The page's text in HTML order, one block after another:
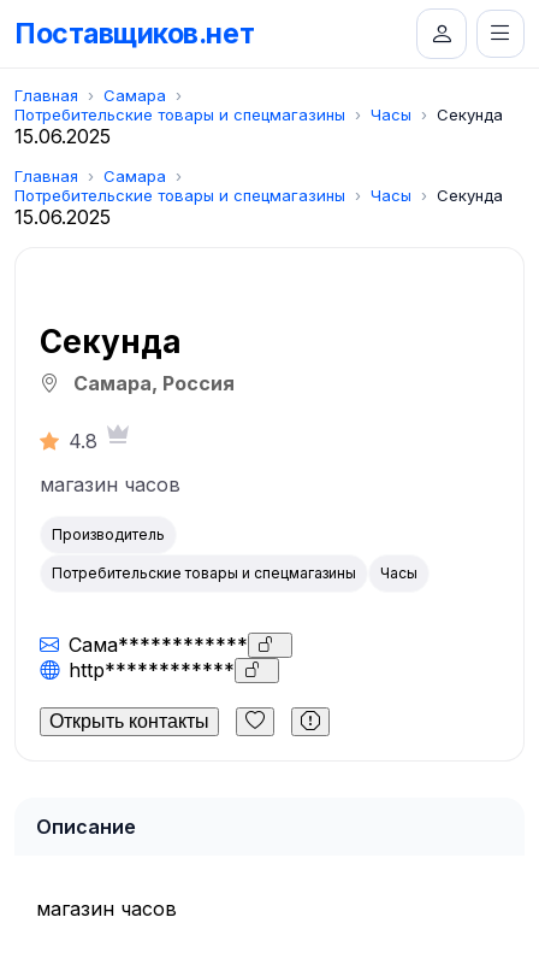
Поставщиков.нет
Главная
Самара
Потребительские товары и спецмагазины
Часы Секунда
15.06.2025
Главная
Самара
Потребительские товары и спецмагазины
Часы Секунда
15.06.2025
Секунда
Самара, Россия
4.8
магазин часов
Производитель
Потребительские товары и спецмагазины Часы
Сама************
http************
Открыть контакты
Описание
магазин часов